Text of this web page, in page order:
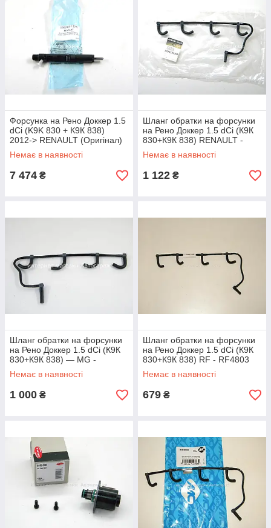
Форсунка на Рено Доккер 1.5
dCi (K9K 830 + К9К 838)
2012-> RENAULT (Оригінал)
166001137R
Немає в наявності
7 474 ₴
Шланг обратки на форсунки
на Рено Доккер 1.5 dCi (К9К
830+К9К 838) RENAULT -
8200520596
Немає в наявності
1 122 ₴
Шланг обратки на форсунки
на Рено Доккер 1.5 dCi (К9К
830+К9К 838) — MG -
MG6790
Немає в наявності
1 000 ₴
Шланг обратки на форсунки
на Рено Доккер 1.5 dCi (К9К
830+К9К 838) RF - RF4803
Немає в наявності
679 ₴